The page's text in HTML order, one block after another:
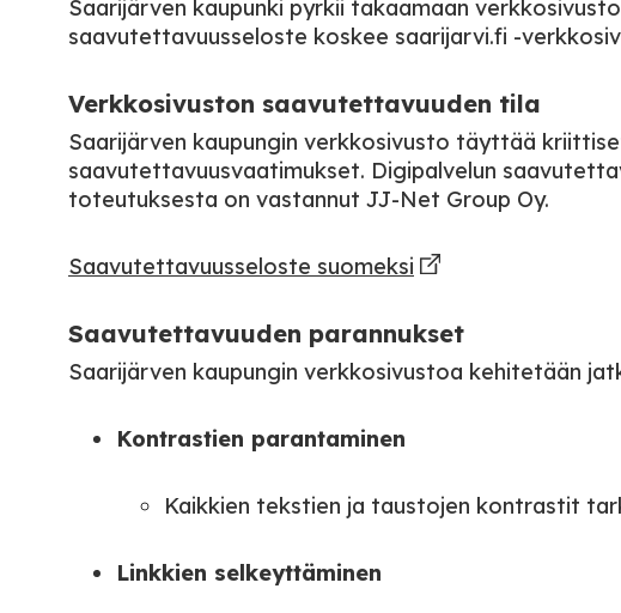
Saarijärven kaupunki pyrkii takaamaan
saavutettavuusseloste koskee saarijarvi.fi -
Verkkosivuston saavutettavuuden tila
Saarijärven kaupungin verkkosivusto täyttää
saavutettavuusvaatimukset. Digipalvelun
toteutuksesta on vastannut JJ-Net Group Oy.
Saavutettavuusseloste suomeksi
Saavutettavuuden parannukset
Saarijärven kaupungin verkkosivustoa kehitetään
Kontrastien parantaminen
Kaikkien tekstien ja taustojen kontrastit
Linkkien selkeyttäminen